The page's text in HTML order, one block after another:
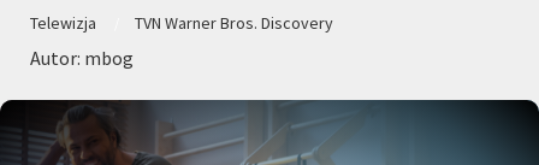
Telewizja TVN Warner Bros. Discovery
Autor: mbog